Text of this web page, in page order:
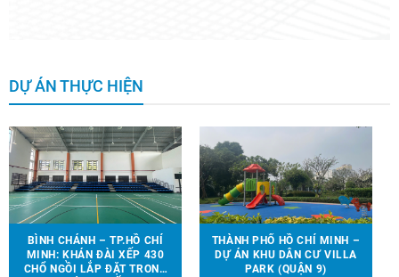
DỰ ÁN THỰC HIỆN
BÌNH CHÁNH – TP.HỒ CHÍ
MINH: KHÁN ĐÀI XẾP 430
CHỔ NGỒI LẮP ĐẶT TRONG
THÀNH PHỐ HỒ CHÍ MINH –
DỰ ÁN KHU DÂN CƯ VILLA
PARK (QUẬN 9)